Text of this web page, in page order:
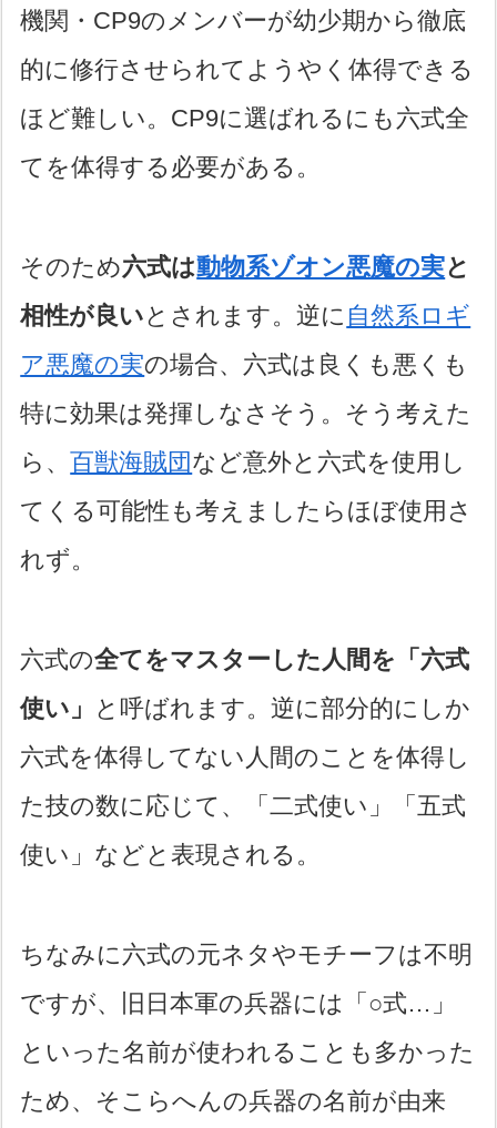
機関・CP9のメンバーが幼少期から徹底
的に修行させられてようやく体得できる
ほど難しい。CP9に選ばれるにも六式全
てを体得する必要がある。
そのため六式は動物系ゾオン悪魔の実と
相性が良いとされます。逆に 自然系ロギ
ア悪魔の実の場合、六式は良くも悪くも
特に効果は発揮しなさそう。そう考えた
ら、百獣海賊団 など意外と六式を使用し
てくる可能性も考えましたらほぼ使用さ
れず。
六式の全てをマスターした人間を「六式
使い」 と呼ばれます。逆に部分的にしか
六式を体得してない人間のことを体得し
た技の数に応じて、「二式使い」「五式
使い」などと表現される。
ちなみに六式の元ネタやモチーフは不明
ですが、旧日本軍の兵器には「○式…」
といった名前が使われることも多かった
ため、そこらへんの兵器の名前が由来